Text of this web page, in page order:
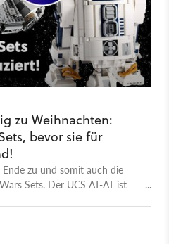
zu Weihnachten:
bevor sie für
zu und somit auch die
Sets. Der UCS AT-AT ist